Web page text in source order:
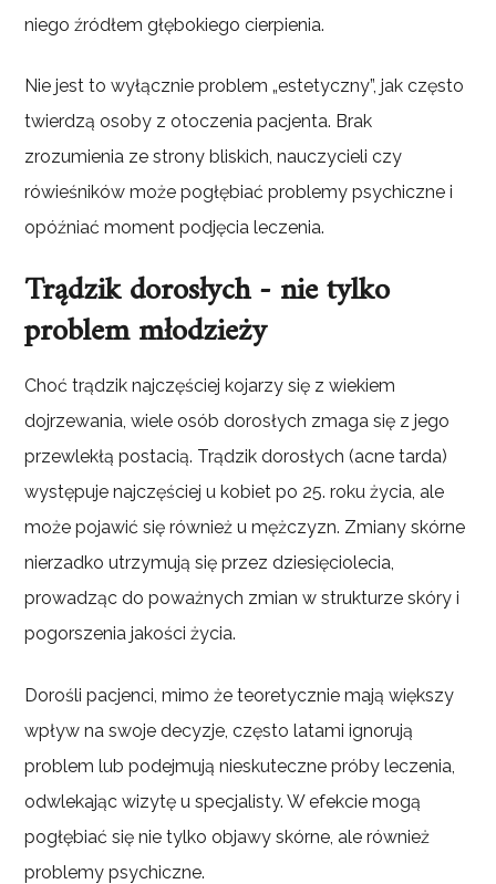
niego źródłem głębokiego cierpienia.
Nie jest to wyłącznie problem „estetyczny”, jak często
twierdzą osoby z otoczenia pacjenta. Brak
zrozumienia ze strony bliskich, nauczycieli czy
rówieśników może pogłębiać problemy psychiczne i
opóźniać moment podjęcia leczenia.
Trądzik dorosłych - nie tylko
problem młodzieży
Choć trądzik najczęściej kojarzy się z wiekiem
dojrzewania, wiele osób dorosłych zmaga się z jego
przewlekłą postacią. Trądzik dorosłych (acne tarda)
występuje najczęściej u kobiet po 25. roku życia, ale
może pojawić się również u mężczyzn. Zmiany skórne
nierzadko utrzymują się przez dziesięciolecia,
prowadząc do poważnych zmian w strukturze skóry i
pogorszenia jakości życia.
Dorośli pacjenci, mimo że teoretycznie mają większy
wpływ na swoje decyzje, często latami ignorują
problem lub podejmują nieskuteczne próby leczenia,
odwlekając wizytę u specjalisty. W efekcie mogą
pogłębiać się nie tylko objawy skórne, ale również
problemy psychiczne.